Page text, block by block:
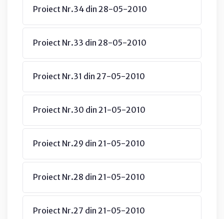
Proiect Nr.34 din 28-05-2010
Proiect Nr.33 din 28-05-2010
Proiect Nr.31 din 27-05-2010
Proiect Nr.30 din 21-05-2010
Proiect Nr.29 din 21-05-2010
Proiect Nr.28 din 21-05-2010
Proiect Nr.27 din 21-05-2010